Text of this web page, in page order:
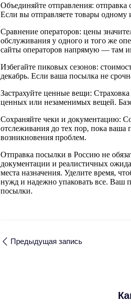
Объединяйте отправления:
Если вы отправляете товары одному
Сравнение операторов: цены
обслуживания у одного и того же
сайты операторов напрямую — там
Избегайте пиковых сезонов:
декабрь. Если ваша посылка не
Застрахуйте ценные вещи:
ценных или незаменимых вещей.
Сохраняйте чеки и документацию:
отслеживания до тех пор, пока ваша
возникновения проблем.
Отправка посылки в Россию не
документации и реалистичных
места назначения. Уделите время,
нужд и надежно упаковать все. Ваш
посылки.
Предыдущая запись